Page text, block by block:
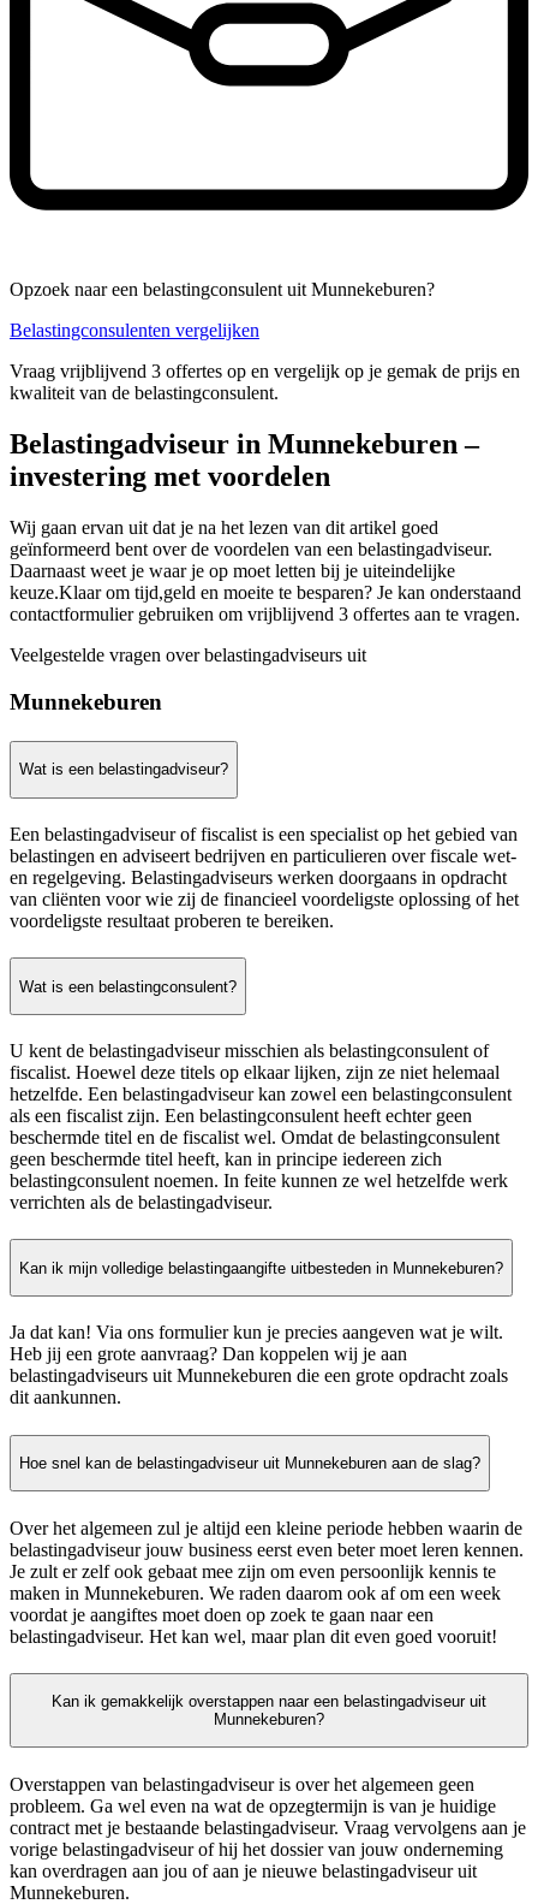
Opzoek naar een belastingconsulent uit Munnekeburen?
Belastingconsulenten vergelijken
Vraag vrijblijvend 3 offertes op en vergelijk op je gemak de prijs en
kwaliteit van de belastingconsulent.
Belastingadviseur in Munnekeburen –
investering met voordelen
Wij gaan ervan uit dat je na het lezen van dit artikel goed
geïnformeerd bent over de voordelen van een belastingadviseur.
Daarnaast weet je waar je op moet letten bij je uiteindelijke
keuze.Klaar om tijd,geld en moeite te besparen? Je kan onderstaand
contactformulier gebruiken om vrijblijvend 3 offertes aan te vragen.
Veelgestelde vragen over belastingadviseurs uit
Munnekeburen
Wat is een belastingadviseur?
Een belastingadviseur of fiscalist is een specialist op het gebied van
belastingen en adviseert bedrijven en particulieren over fiscale wet-
en regelgeving. Belastingadviseurs werken doorgaans in opdracht
van cliënten voor wie zij de financieel voordeligste oplossing of het
voordeligste resultaat proberen te bereiken.
Wat is een belastingconsulent?
U kent de belastingadviseur misschien als belastingconsulent of
fiscalist. Hoewel deze titels op elkaar lijken, zijn ze niet helemaal
hetzelfde. Een belastingadviseur kan zowel een belastingconsulent
als een fiscalist zijn. Een belastingconsulent heeft echter geen
beschermde titel en de fiscalist wel. Omdat de belastingconsulent
geen beschermde titel heeft, kan in principe iedereen zich
belastingconsulent noemen. In feite kunnen ze wel hetzelfde werk
verrichten als de belastingadviseur.
Kan ik mijn volledige belastingaangifte uitbesteden in Munnekeburen?
Ja dat kan! Via ons formulier kun je precies aangeven wat je wilt.
Heb jij een grote aanvraag? Dan koppelen wij je aan
belastingadviseurs uit Munnekeburen die een grote opdracht zoals
dit aankunnen.
Hoe snel kan de belastingadviseur uit Munnekeburen aan de slag?
Over het algemeen zul je altijd een kleine periode hebben waarin de
belastingadviseur jouw business eerst even beter moet leren kennen.
Je zult er zelf ook gebaat mee zijn om even persoonlijk kennis te
maken in Munnekeburen. We raden daarom ook af om een week
voordat je aangiftes moet doen op zoek te gaan naar een
belastingadviseur. Het kan wel, maar plan dit even goed vooruit!
Kan ik gemakkelijk overstappen naar een belastingadviseur uit
Munnekeburen?
Overstappen van belastingadviseur is over het algemeen geen
probleem. Ga wel even na wat de opzegtermijn is van je huidige
contract met je bestaande belastingadviseur. Vraag vervolgens aan je
vorige belastingadviseur of hij het dossier van jouw onderneming
kan overdragen aan jou of aan je nieuwe belastingadviseur uit
Munnekeburen.